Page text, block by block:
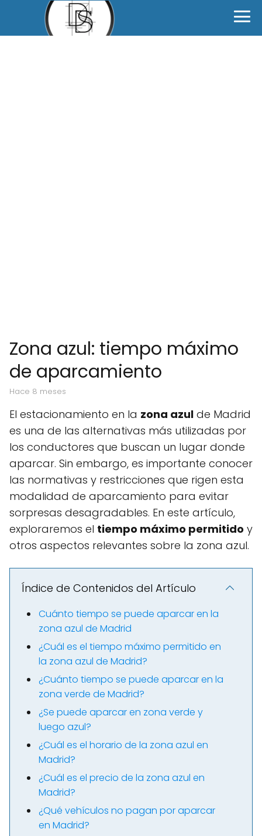
Zona azul: tiempo máximo
de aparcamiento
hace 8 meses
El estacionamiento en la zona azul de Madrid
es una de las alternativas más utilizadas por
los conductores que buscan un lugar donde
aparcar. Sin embargo, es importante conocer
las normativas y restricciones que rigen esta
modalidad de aparcamiento para evitar
sorpresas desagradables. En este artículo,
exploraremos el tiempo máximo permitido y
otros aspectos relevantes sobre la zona azul.
Índice de Contenidos del Artículo
Cuánto tiempo se puede aparcar en la
zona azul de Madrid
¿Cuál es el tiempo máximo permitido en
la zona azul de Madrid?
¿Cuánto tiempo se puede aparcar en la
zona verde de Madrid?
¿Se puede aparcar en zona verde y
luego azul?
¿Cuál es el horario de la zona azul en
Madrid?
¿Cuál es el precio de la zona azul en
Madrid?
¿Qué vehículos no pagan por aparcar
en Madrid?